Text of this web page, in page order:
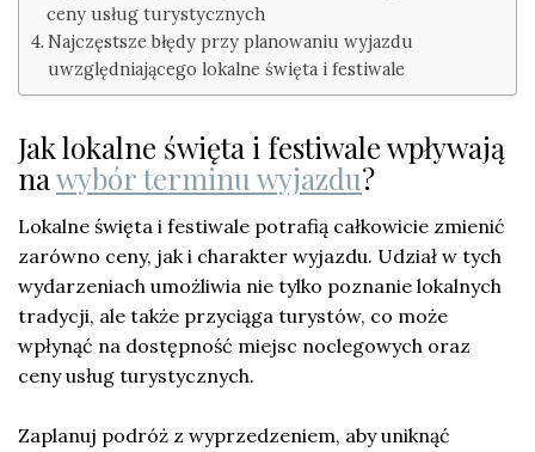
ceny usług turystycznych
Najczęstsze błędy przy planowaniu wyjazdu
uwzględniającego lokalne święta i festiwale
Jak lokalne święta i festiwale wpływają
nawybór terminu wyjazdu?
Lokalne święta i festiwale potrafią całkowicie zmienić
zarówno ceny, jak i charakter wyjazdu. Udział w tych
wydarzeniach umożliwia nie tylko poznanie lokalnych
tradycji, ale także przyciąga turystów, co może
wpłynąć na dostępność miejsc noclegowych oraz
ceny usług turystycznych.
Zaplanuj podróż z wyprzedzeniem, aby uniknąć